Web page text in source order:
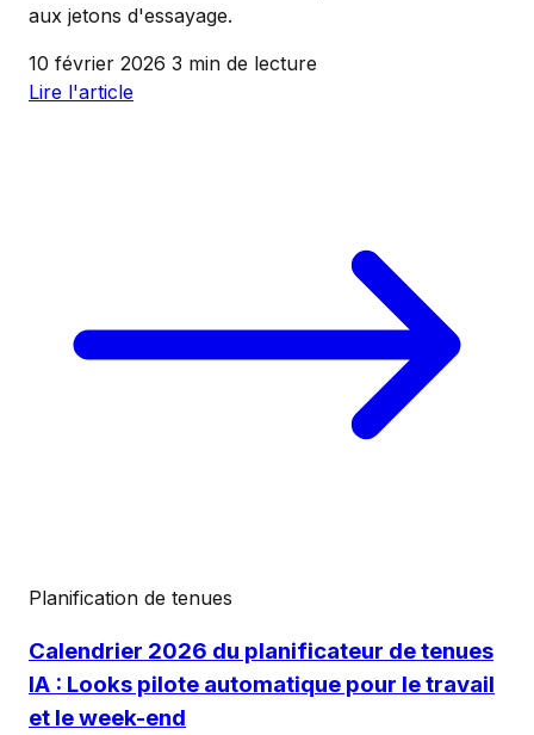
aux jetons d'essayage.
10 février 2026 3 min de lecture
Lire l'article
Planification de tenues
Calendrier 2026 du planificateur de tenues
IA : Looks pilote automatique pour le travail
et le week-end